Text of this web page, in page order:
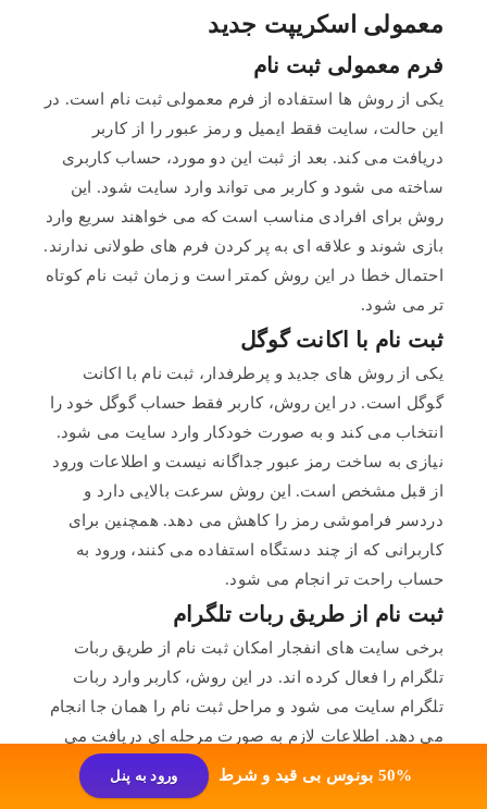
معمولی اسکریپت جدید
فرم معمولی ثبت نام
یکی از روش ها استفاده از فرم معمولی ثبت نام است. در
این حالت، سایت فقط ایمیل و رمز عبور را از کاربر
دریافت می کند. بعد از ثبت این دو مورد، حساب کاربری
ساخته می شود و کاربر می تواند وارد سایت شود. این
روش برای افرادی مناسب است که می خواهند سریع وارد
بازی شوند و علاقه ای به پر کردن فرم های طولانی ندارند.
احتمال خطا در این روش کمتر است و زمان ثبت نام کوتاه
تر می شود.
ثبت نام با اکانت گوگل
یکی از روش های جدید و پرطرفدار، ثبت نام با اکانت
گوگل است. در این روش، کاربر فقط حساب گوگل خود را
انتخاب می کند و به صورت خودکار وارد سایت می شود.
نیازی به ساخت رمز عبور جداگانه نیست و اطلاعات ورود
از قبل مشخص است. این روش سرعت بالایی دارد و
دردسر فراموشی رمز را کاهش می دهد. همچنین برای
کاربرانی که از چند دستگاه استفاده می کنند، ورود به
حساب راحت تر انجام می شود.
ثبت نام از طریق ربات تلگرام
برخی سایت های انفجار امکان ثبت نام از طریق ربات
تلگرام را فعال کرده اند. در این روش، کاربر وارد ربات
تلگرام سایت می شود و مراحل ثبت نام را همان جا انجام
می دهد. اطلاعات لازم به صورت مرحله ای دریافت می
شود و بعد از پایان کار، حساب کاربری ساخته می شود.
پس از ثبت نام، لینک ورود یا اطلاعات حساب در اختیار
50% بونوس بی قید و شرط ورود به پنل